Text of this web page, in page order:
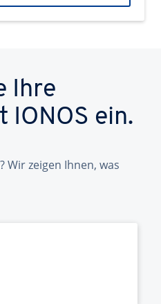
Ihre
IONOS ein.
Wir zeigen Ihnen, was